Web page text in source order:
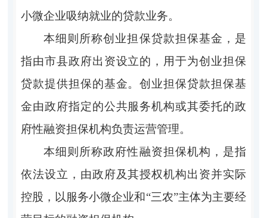
小微企业吸纳就业的贷款业务。
本细则所称创业担保贷款担保基金，是
指由市县政府出资设立的，用于为创业担保
贷款提供担保的基金。创业担保贷款担保基
金由政府指定的公共服务机构或其委托的政
府性融资担保机构负责运营管理。
本细则所称政府性融资担保机构，是指
依法设立，由政府及其授权机构出资并实际
控股，以服务小微企业和“三农”主体为主要经